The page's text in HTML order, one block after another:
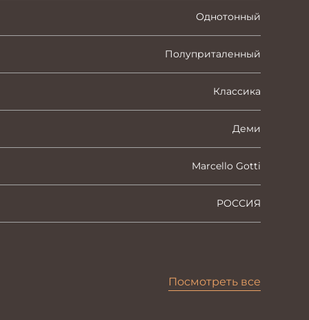
Однотонный
Полуприталенный
Классика
Деми
Marcello Gotti
РОССИЯ
Посмотреть все